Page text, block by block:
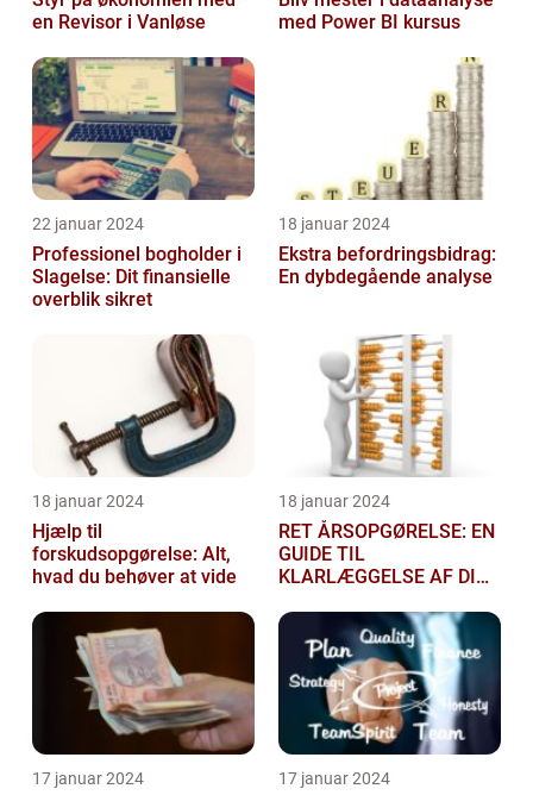
en Revisor i Vanløse
med Power BI kursus
22 januar 2024
Professionel bogholder i
Slagelse: Dit finansielle
overblik sikret
18 januar 2024
Ekstra befordringsbidrag:
En dybdegående analyse
18 januar 2024
Hjælp til
forskudsopgørelse: Alt,
hvad du behøver at vide
18 januar 2024
RET ÅRSOPGØRELSE: EN
GUIDE TIL
KLARLÆGGELSE AF DIN
17 januar 2024 17 januar 2024